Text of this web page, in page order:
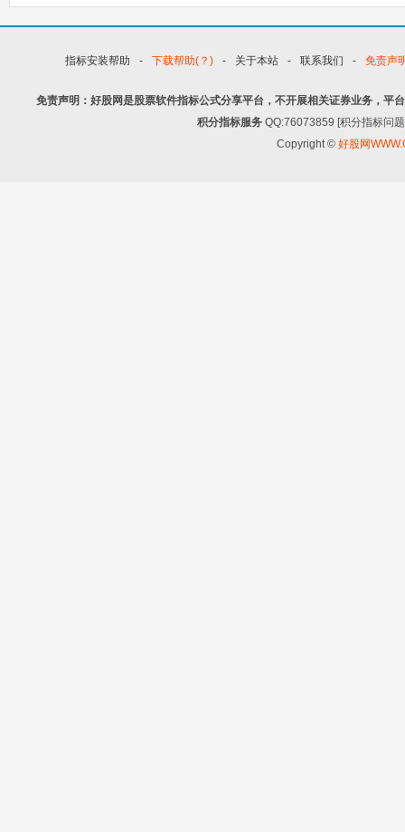
指标安装帮助 - 下载帮助(？) - 关于本站 - 联系我们 - 免责声
免责声明：好股网是股票软件指标公式分享平台，不开展相关证券业务，平
积分指标服务 QQ:76073859 [积分指标问
Copyright © 好股网